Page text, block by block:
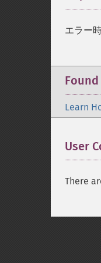
エラー
Learn
User
There